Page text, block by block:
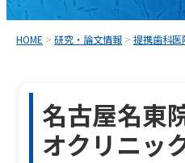
プ
HOME >研究・論文情報 >提携歯科医
名古屋名
オクリニッ